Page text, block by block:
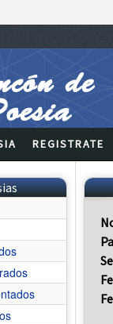
REGISTRATE